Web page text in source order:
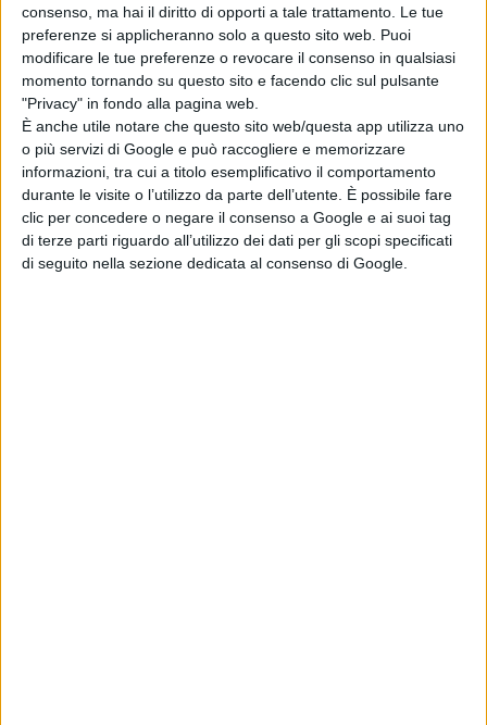
consenso, ma hai il diritto di opporti a tale trattamento. Le tue
preferenze si applicheranno solo a questo sito web. Puoi
modificare le tue preferenze o revocare il consenso in qualsiasi
momento tornando su questo sito e facendo clic sul pulsante
"Privacy" in fondo alla pagina web.
È anche utile notare che questo sito web/questa app utilizza uno
o più servizi di Google e può raccogliere e memorizzare
informazioni, tra cui a titolo esemplificativo il comportamento
durante le visite o l’utilizzo da parte dell’utente. È possibile fare
clic per concedere o negare il consenso a Google e ai suoi tag
di terze parti riguardo all’utilizzo dei dati per gli scopi specificati
di seguito nella sezione dedicata al consenso di Google.
“Non l’ho
venduta”
Wonka 2, nessun
rinvio: la Warner
Bros. fa chiarezza
sul sequel con
Timothée
Chalamet
di Emanuela Giuliani
Venezia 83: a